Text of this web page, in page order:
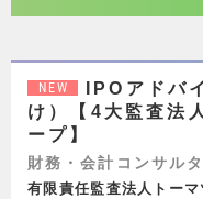
NEW
IPOアドバ
け）【4大監査法
ープ】
財務・会計コンサルタ
有限責任監査法人トーマ